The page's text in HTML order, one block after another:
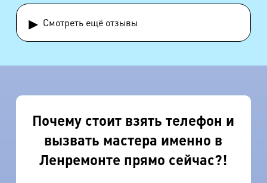
▸ Смотреть ещё отзывы
Почему стоит взять телефон и
вызвать мастера именно в
Ленремонте прямо сейчас?!